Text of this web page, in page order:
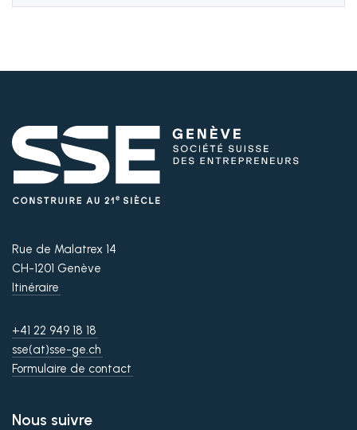
Rue de Malatrex 14
CH-1201 Genève
Itinéraire
+41 22 949 18 18
sse(at)sse-ge.ch
Formulaire de contact
Nous suivre